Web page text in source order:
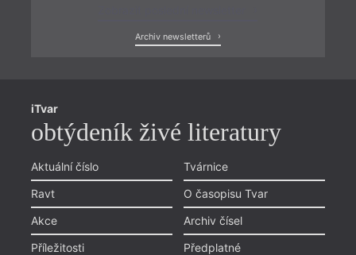
Archiv newsletterů
iTvar
obtýdeník živé literatury
Aktuální číslo
Ravt
Akce
Příležitosti
Tvárnice
O časopisu Tvar
Archiv čísel
Předplatné